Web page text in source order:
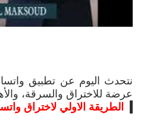
عمرنا | الإدمان الالكتروني
نتحدث اليوم عن تطبيق
عرضة للاختراق والسرقة،
الطريقة الاولي لاختراق